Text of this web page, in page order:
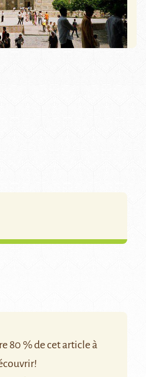
80 % de cet article à